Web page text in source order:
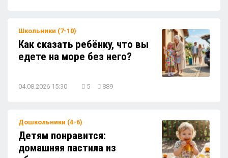
Детям понравится: конфеты из
жимолости
Школьники (7-10)
Как сказать ребёнку, что вы
едете на море без него?
04.08.2026 15:30 5 889
Дошкольники (4-6)
Детям понравится:
домашняя пастила из